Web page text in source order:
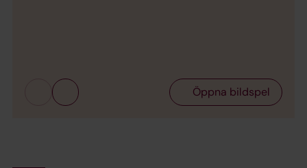
Öppna bildspel